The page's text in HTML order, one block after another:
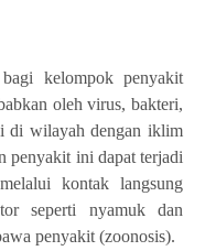
kelompok penyakit
oleh virus, bakteri,
di wilayah dengan iklim
penyakit ini dapat terjadi
kontak langsung
seperti nyamuk dan
penyakit (zoonosis).